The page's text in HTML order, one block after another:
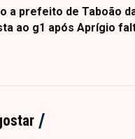
a prefeito de Taboão
ao g1 após Aprígio